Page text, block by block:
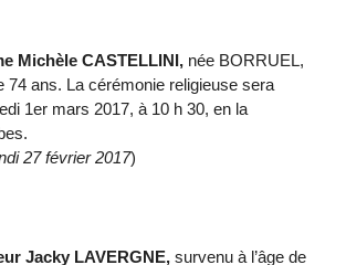
Michèle CASTELLINI, née BORRUEL,
74 ans. La cérémonie religieuse sera
1er mars 2017, à 10 h 30, en la
27 février 2017)
Jacky LAVERGNE, survenu à l’âge de